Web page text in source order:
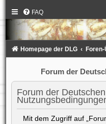
FAQ
Homepage der DLG
Forum der
Forum der
Mit dem Zugriff auf